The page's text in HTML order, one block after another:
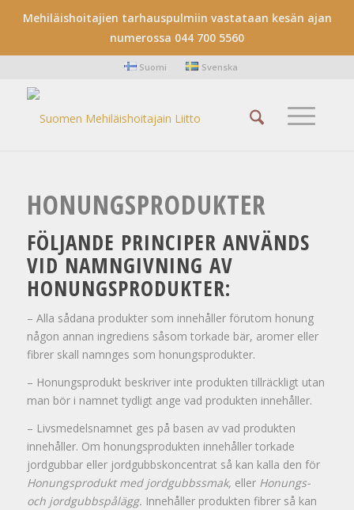
Mehiläishoitajien tarhauspulmiin vastataan kesän ajan
numerossa 044 700 5560
Suomi Svenska
HONUNGSPRODUKTER
FÖLJANDE PRINCIPER ANVÄNDS
VID NAMNGIVNING AV
HONUNGSPRODUKTER:
– Alla sådana produkter som innehåller förutom honung
någon annan ingrediens såsom torkade bär, aromer eller
fibrer skall namnges som honungsprodukter.
– Honungsprodukt beskriver inte produkten tillräckligt utan
man bör i namnet tydligt ange vad produkten innehåller.
– Livsmedelsnamnet ges på basen av vad produkten
innehåller. Om honungsprodukten innehåller torkade
jordgubbar eller jordgubbskoncentrat så kan kalla den för
Honungsprodukt med jordgubbssmak, ellerHonungs-
och jordgubbspålägg. Innehåller produkten fibrer så kan